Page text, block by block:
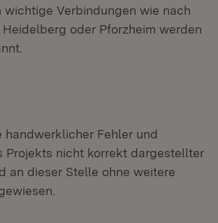
wichtige Verbindungen wie nach
Heidelberg oder Pforzheim werden
handwerklicher Fehler und
Projekts nicht korrekt dargestellter
an dieser Stelle ohne weitere